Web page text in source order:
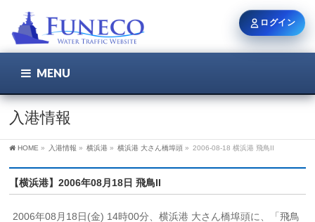
MENU
入港情報
HOME » 入港情報 » 横浜港 » 横浜港 大さん橋埠頭 » 2006-08-18 横浜港 飛鳥II
【横浜港】2006年08月18日 飛鳥II
2006年08月18日(金) 14時00分、横浜港 大さん橋埠頭に、「飛鳥
ログイン
ユーザー名 / メール
ログイン状態を保持